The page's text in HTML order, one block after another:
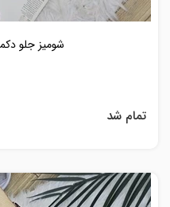
شومیز جلو
تمام شد